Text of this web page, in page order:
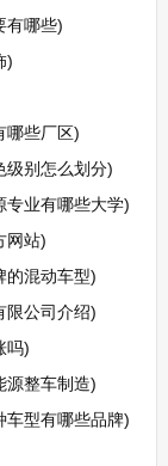
有哪些)
)
哪些厂区)
级别怎么划分)
专业有哪些大学)
网站)
的混动车型)
限公司介绍)
吗)
源整车制造)
车型有哪些品牌)